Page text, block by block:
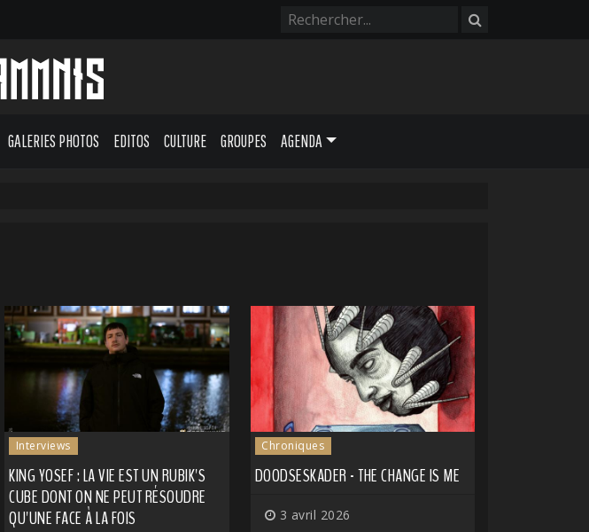
GALERIES PHOTOS EDITOS CULTURE GROUPES AGENDA
Interviews
KING YOSEF : LA VIE EST UN RUBIK'S
CUBE DONT ON NE PEUT RÉSOUDRE
QU'UNE FACE À LA FOIS
Chroniques
DOODSESKADER - THE CHANGE IS ME
3 avril 2026